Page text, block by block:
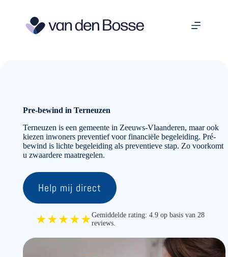
Pre-bewind in Terneuzen
Terneuzen is een gemeente in Zeeuws-Vlaanderen, maar ook
kiezen inwoners preventief voor financiële begeleiding. Pré-
bewind is lichte begeleiding als preventieve stap. Zo voorkomt
u zwaardere maatregelen.
Help mij direct
★★★★★Gemiddelde rating: 4.9 op basis van 28
reviews.